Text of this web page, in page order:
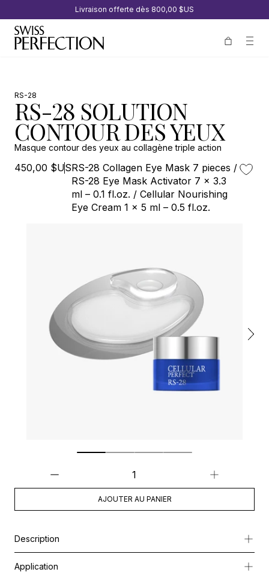
Livraison offerte dès 800,00 $US
RS-28
RS-28 SOLUTION
CONTOUR DES YEUX
Masque contour des yeux au collagène triple action
450,00 $USRS-28 Collagen Eye Mask 7 pieces /
RS-28 Eye Mask Activator 7 x 3.3
ml – 0.1 fl.oz. / Cellular Nourishing
Eye Cream 1 x 5 ml – 0.5 fl.oz.
AJOUTER AU PANIER
Description
Application